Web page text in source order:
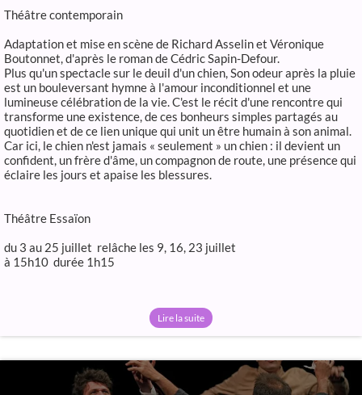
Théâtre contemporain
Adaptation et mise en scène de Richard Asselin et Véronique
Boutonnet, d'après le roman de Cédric Sapin-Defour.
Plus qu'un spectacle sur le deuil d'un chien, Son odeur après la pluie
est un bouleversant hymne à l'amour inconditionnel et une
lumineuse célébration de la vie. C'est le récit d'une rencontre qui
transforme une existence, de ces bonheurs simples partagés au
quotidien et de ce lien unique qui unit un être humain à son animal.
Car ici, le chien n'est jamais « seulement » un chien : il devient un
confident, un frère d'âme, un compagnon de route, une présence qui
éclaire les jours et apaise les blessures.
Théâtre Essaïon
du 3 au 25 juillet relâche les 9, 16, 23 juillet
à 15h10 durée 1h15
Lire la suite